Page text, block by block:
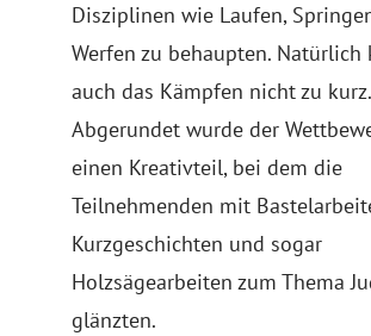
Disziplinen wie Laufen,
Werfen zu behaupten. Natürlich
auch das Kämpfen nicht zu kurz.
Abgerundet wurde der
einen Kreativteil, bei dem die
Teilnehmenden mit
Kurzgeschichten und sogar
Holzsägearbeiten zum Thema
glänzten.